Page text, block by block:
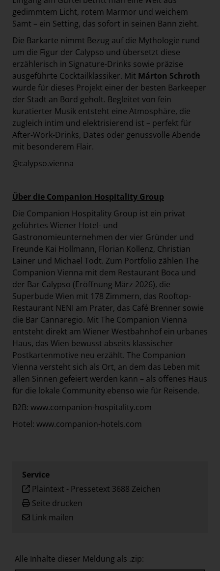
gedimmtem Licht, rotem Marmor und weichem
Samt – ein Setting, das sofort in seinen Bann zieht.
Die Barkarte nimmt Bezug auf die Mythologie rund
um die Figur der Calypso und übersetzt diese
erzählerisch in Signature-Drinks sowie präzise
ausgeführte Cocktailklassiker. Mit Márton Schroth
wurde für dieses Projekt einer der besten Barkeeper
der Stadt an Bord geholt. Begleitet von fein
kuratierter Musik entsteht eine Atmosphäre, die
zugleich intim und elektrisierend ist – perfekt für
After-Work-Drinks, Dates oder genussvolle Abende
mit besonderem Flair.
@calypso.vienna
Über die Companion Hospitality Group
Die Companion Hospitality Group ist ein privat
geführtes Wiener Hotel- und
Gastronomieunternehmen der vier Gründer und
Freunde Kai Hollmann, Florian Kollenz, Christian
Lainer und Michael Todt. Zum Portfolio zählen The
Companion Vienna mit dem Restaurant Boca und
der Bar Calypso (Eröffnung März 2026), die
Superbude Wien mit 178 Zimmern, das Rooftop-
Restaurant NENI am Prater, das Café Brenner sowie
die Bar Cannaregio. Mit The Companion Vienna
entsteht direkt am Wiener Westbahnhof ein urbanes
Haus, das Wien bewusst abseits klassischer
Postkartenmotive neu erzählt. The Companion
Vienna versteht sich als Ort, an dem das Leben mit
allen Sinnen gefeiert werden kann – als offenes Haus
für die lokale Community ebenso wie für Reisende.
B2B: www.companion-hospitality.com
Hotel: www.companion-hotels.com
Service
Plaintext - Pressetext 3688 Zeichen
Seite drucken
Link mailen
Alle Inhalte dieser Meldung als .zip: